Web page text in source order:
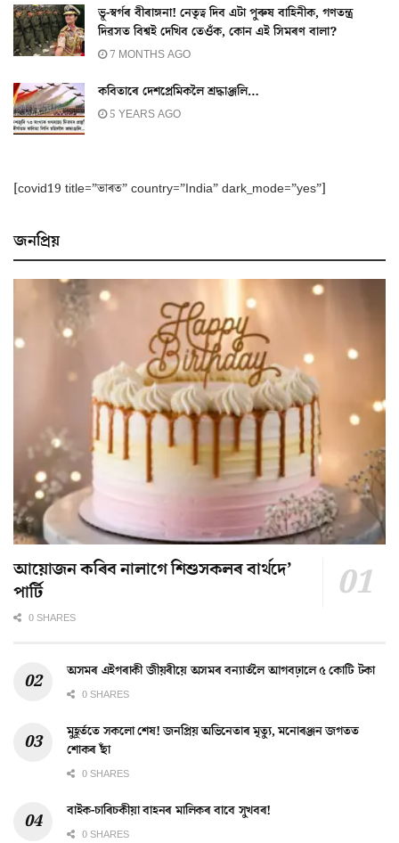
ভূ-স্বৰ্গৰ বীৰাঙ্গনা! নেতৃত্ব দিব এটা পুৰুষ বাহিনীক, গণতন্ত্ৰ
দিৱসত বিশ্বই দেখিব তেওঁক, কোন এই সিমৰণ বালা?
7 MONTHS AGO
কবিতাৰে দেশপ্ৰেমিকলৈ শ্ৰদ্ধাঞ্জলি…
5 YEARS AGO
[covid19 title=”ভাৰত” country=”India” dark_mode=”yes”]
জনপ্ৰিয়
আয়োজন কৰিব নালাগে শিশুসকলৰ বাৰ্থদে’
পাৰ্টি
0 SHARES
অসমৰ এইগৰাকী জীয়ৰীয়ে অসমৰ বন্যাৰ্তলৈ আগবঢ়ালে ৫ কোটি টকা
0 SHARES
মুহূৰ্ততে সকলো শেষ! জনপ্ৰিয় অভিনেতাৰ মৃত্যু, মনোৰঞ্জন জগতত
শোকৰ ছাঁ
0 SHARES
বাইক-চাৰিচকীয়া বাহনৰ মালিকৰ বাবে সুখবৰ!
0 SHARES